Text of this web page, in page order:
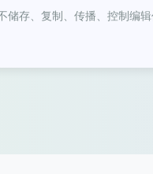
存、复制、传播、控制编辑